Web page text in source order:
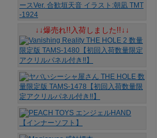
↓↓爆売れ!!入荷しました!!↓↓